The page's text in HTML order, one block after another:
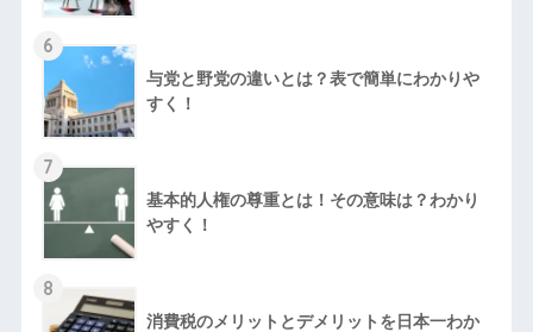
6
与党と野党の違いとは？表で簡単にわかりや
すく！
7
基本的人権の尊重とは！その意味は？わかり
やすく！
8
消費税のメリットとデメリットを日本一わか